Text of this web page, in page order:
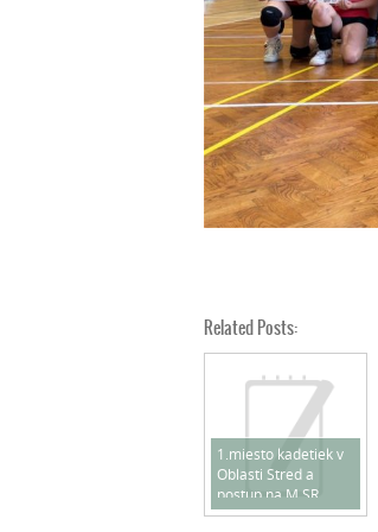
Related Posts:
1.miesto kadetiek v
Oblasti Stred a
postup na M SR
2025/2026